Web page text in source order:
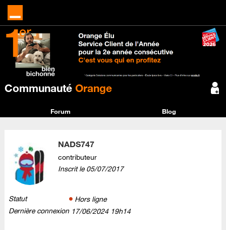
Communauté Orange
Forum Blog
NADS747
contributeur
Inscrit le‎05/07/2017
Statut
Hors ligne
Dernière connexion ‎17/06/2024 19h14